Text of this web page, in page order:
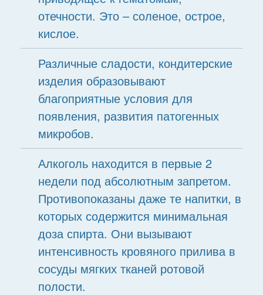
отечности. Это – соленое, острое,
кислое.
Различные сладости, кондитерские
изделия образовывают
благоприятные условия для
появления, развития патогенных
микробов.
Алкоголь находится в первые 2
недели под абсолютным запретом.
Противопоказаны даже те напитки, в
которых содержится минимальная
доза спирта. Они вызывают
интенсивность кровяного прилива в
сосуды мягких тканей ротовой
полости.